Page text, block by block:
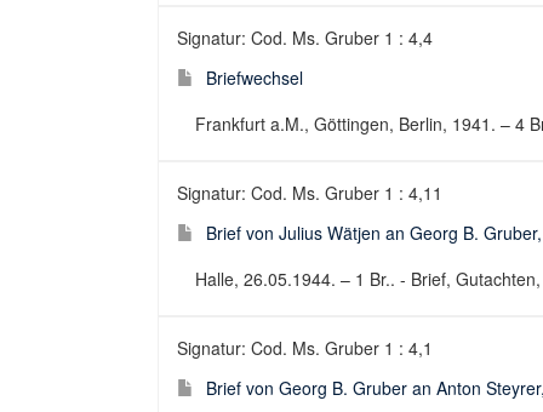
Signatur: Cod. Ms. Gruber 1 : 4,4
Briefwechsel
Frankfurt a.M., Göttingen, Berlin, 1941. – 4
Signatur: Cod. Ms. Gruber 1 : 4,11
Brief von Julius Wätjen an Georg B.
Halle, 26.05.1944. – 1 Br.. - Brief,
Signatur: Cod. Ms. Gruber 1 : 4,1
Brief von Georg B. Gruber an Anton